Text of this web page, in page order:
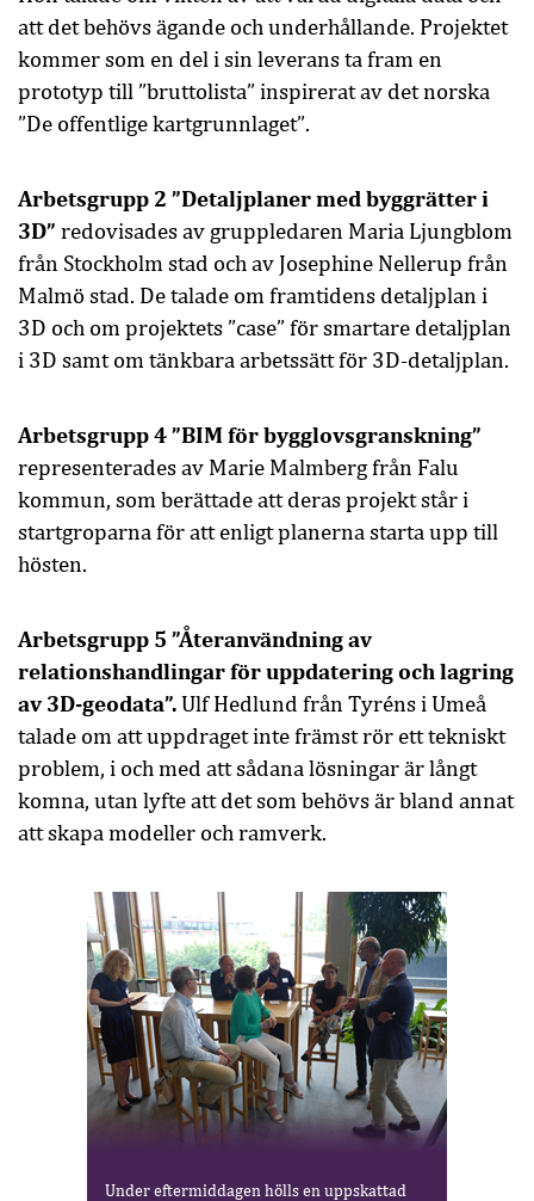
att det behövs ägande och underhållande. Projektet
kommer som en del i sin leverans ta fram en
prototyp till ”bruttolista” inspirerat av det norska
”De offentlige kartgrunnlaget”.
Arbetsgrupp 2 ”Detaljplaner med byggrätter i
3D” redovisades av gruppledaren Maria Ljungblom
från Stockholm stad och av Josephine Nellerup från
Malmö stad. De talade om framtidens detaljplan i
3D och om projektets ”case” för smartare detaljplan
i 3D samt om tänkbara arbetssätt för 3D-detaljplan.
Arbetsgrupp 4 ”BIM för bygglovsgranskning”
representerades av Marie Malmberg från Falu
kommun, som berättade att deras projekt står i
startgroparna för att enligt planerna starta upp till
hösten.
Arbetsgrupp 5 ”Återanvändning av
relationshandlingar för uppdatering och lagring
av 3D-geodata”.Ulf Hedlund från Tyréns i Umeå
talade om att uppdraget inte främst rör ett tekniskt
problem, i och med att sådana lösningar är långt
komna, utan lyfte att det som behövs är bland annat
att skapa modeller och ramverk.
Under eftermiddagen hölls en uppskattad